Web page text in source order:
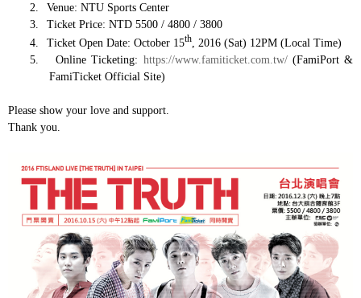
2.
Venue: NTU Sports Center
3.
Ticket Price: NTD 5500 / 4800 / 3800
4.
Ticket Open Date: October 15th, 2016 (Sat) 12PM (Local Time)
5.
Online Ticketing: https://www.famiticket.com.tw/(FamiPort &
FamiTicket Official Site)
Please show your love and support.
Thank you.